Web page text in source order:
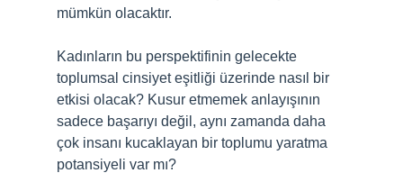
mümkün olacaktır.
Kadınların bu perspektifinin gelecekte
toplumsal cinsiyet eşitliği üzerinde nasıl bir
etkisi olacak? Kusur etmemek anlayışının
sadece başarıyı değil, aynı zamanda daha
çok insanı kucaklayan bir toplumu yaratma
potansiyeli var mı?